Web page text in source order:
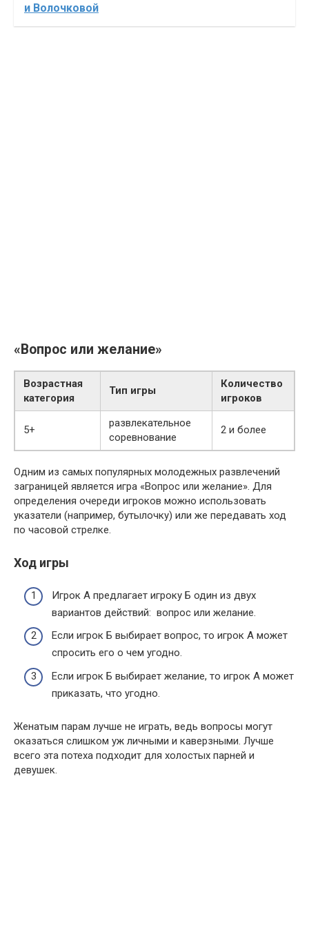
и Волочковой
«Вопрос или желание»
Возрастная
категория
Тип игры
Количество
игроков
5+
развлекательное
соревнование
2 и более
Одним из самых популярных молодежных развлечений
заграницей является игра «Вопрос или желание». Для
определения очереди игроков можно использовать
указатели (например, бутылочку) или же передавать ход
по часовой стрелке.
Ход игры
Игрок А предлагает игроку Б один из двух
вариантов действий: вопрос или желание.
Если игрок Б выбирает вопрос, то игрок А может
спросить его о чем угодно.
Если игрок Б выбирает желание, то игрок А может
приказать, что угодно.
Женатым парам лучше не играть, ведь вопросы могут
оказаться слишком уж личными и каверзными. Лучше
всего эта потеха подходит для холостых парней и
девушек.